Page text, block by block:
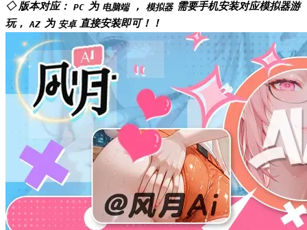
◇ 版本对应： PC 为 电脑端 ， 模拟器 需要手机安装对应模拟器游
玩，
AZ 为 安卓 直接安装即可！！